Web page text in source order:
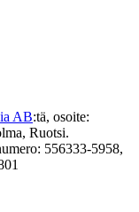
AB:tä, osoite:
Ruotsi.
556333-5958,